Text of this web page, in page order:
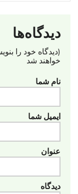
دیدگاه‌ها
(دیدگاه خود را
خواهند شد
نام شما
ایمیل شما
عنوان
دیدگاه